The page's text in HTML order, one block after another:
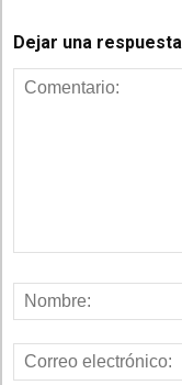
Dejar una respuesta